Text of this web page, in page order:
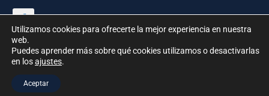
República Argentina | Todos los derechos reservados.
Utilizamos cookies para ofrecerte la mejor experiencia en nuestra
web.
Puedes aprender más sobre qué cookies utilizamos o desactivarlas
en losajustes.
Aceptar